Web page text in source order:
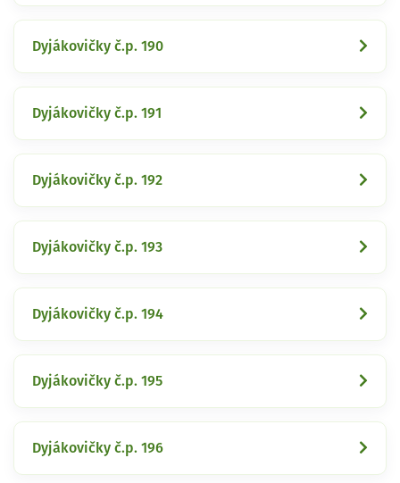
Dyjákovičky č.p. 190
Dyjákovičky č.p. 191
Dyjákovičky č.p. 192
Dyjákovičky č.p. 193
Dyjákovičky č.p. 194
Dyjákovičky č.p. 195
Dyjákovičky č.p. 196